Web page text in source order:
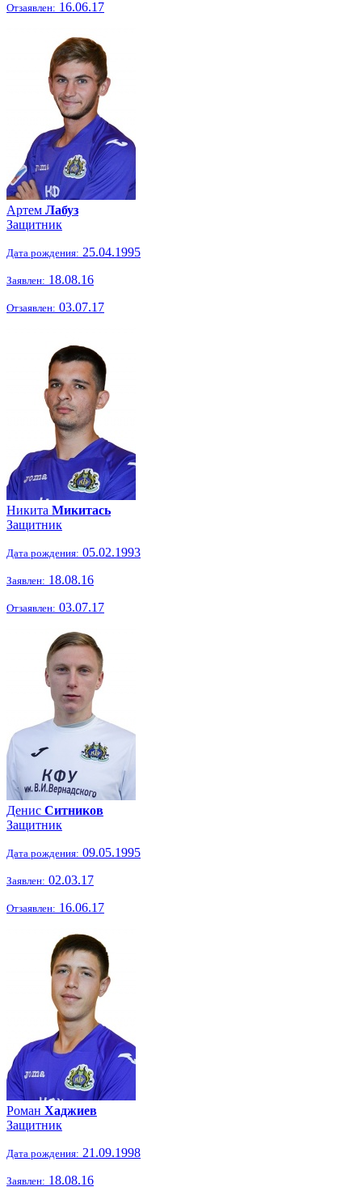
Отзаявлен: 16.06.17
Артем Лабуз
Защитник
Дата рождения: 25.04.1995
Заявлен: 18.08.16
Отзаявлен: 03.07.17
Никита Микитась
Защитник
Дата рождения: 05.02.1993
Заявлен: 18.08.16
Отзаявлен: 03.07.17
Денис Ситников
Защитник
Дата рождения: 09.05.1995
Заявлен: 02.03.17
Отзаявлен: 16.06.17
Роман Хаджиев
Защитник
Дата рождения: 21.09.1998
Заявлен: 18.08.16